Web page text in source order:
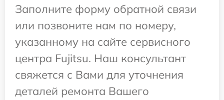
Заполните форму обратной связи
или позвоните нам по номеру,
указанному на сайте сервисного
центра Fujitsu. Наш консультант
свяжется с Вами для уточнения
деталей ремонта Вашего